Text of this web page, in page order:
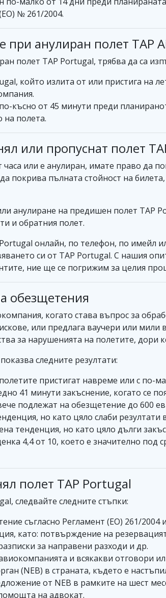
№ 261/2004.
при анулиран полет TAP
полет TAP Portugal, трябва да са
който излита от или пристига на
късно от 45 минути преди
на полета.
или пропуснат полет
или е анулиран, имате право да
покрива пълната стойност на
анулиране на предишен полет TAP
и обратния полет.
онлайн, по телефон, по имейл
си от TAP Portugal. С нашия
ние ще се погрижим за целия
обезщетения
когато става въпрос за
или предлага ваучери или
за нарушенията на полетите, дори
следните резултати:
пристигат навреме или с по-
41 минути закъснение, когато се
подлежат на обезщетение до 600
но като цяло слаби
тенденция, но като цяло дълги
4,4 от 10, което е значително под
полет TAP Portugal
следвайте следните стъпки:
съгласно Регламент (ЕО) 261/2004
като: потвърждение на
за направени разходи и др.
и всякакви отговори
(NEB) в страната, където е
от NEB в рамките на шест
на адвокат.